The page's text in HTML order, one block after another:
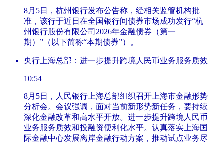
8月5日，杭州银行发布公告称，经相关监管机构批
准，该行于近日在全国银行间债券市场成功发行“杭
州银行股份有限公司2026年金融债券（第一
期）”（以下简称“本期债券”）。
央行上海总部：进一步提升跨境人民币业务服务质效
10:54
8月5日，人民银行上海总部组织召开上海市金融形势
分析会。会议强调，面对当前新形势新任务，要持续
深化金融改革和高水平开放。进一步提升跨境人民币
业务服务质效和投融资便利化水平。认真落实上海国
际金融中心发展离岸金融行动方案，推动试点业务尽